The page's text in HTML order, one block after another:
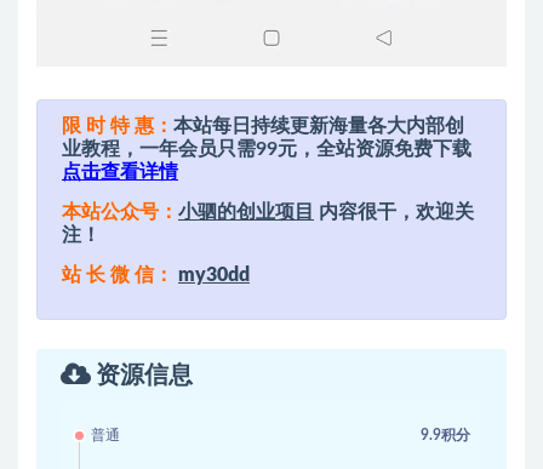
限 时 特 惠： 本站每日持续更新海量各大内部创
业教程，一年会员只需99元，全站资源免费下载
点击查看详情
本站公众号： 小驷的创业项目 内容很干，欢迎关
注！
站 长 微 信： my30dd
资源信息
普通 9.9积分